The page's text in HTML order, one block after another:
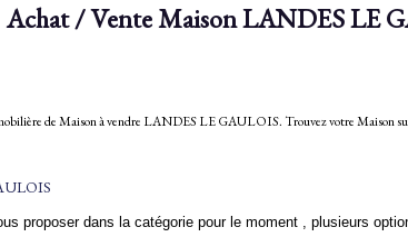
Achat / Vente Maison LANDES LE
de Maison à vendre LANDES LE GAULOIS. Trouvez votre
proposer dans la catégorie pour le moment , plusieurs